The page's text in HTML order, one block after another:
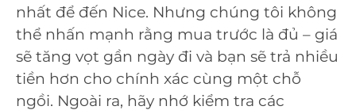
nhất để đến Nice. Nhưng chúng tôi không
thể nhấn mạnh rằng mua trước là đủ – giá
sẽ tăng vọt gần ngày đi và bạn sẽ trả nhiều
tiền hơn cho chính xác cùng một chỗ
ngồi. Ngoài ra, hãy nhớ kiểm tra các